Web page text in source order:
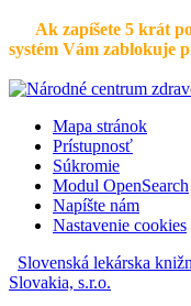
Ak zapíšete 5 krát po
systém Vám zablokuje
Mapa stránok
Prístupnosť
Súkromie
Modul OpenSearch
Napíšte nám
Nastavenie cookies
Slovenská lekárska
Slovakia, s.r.o.